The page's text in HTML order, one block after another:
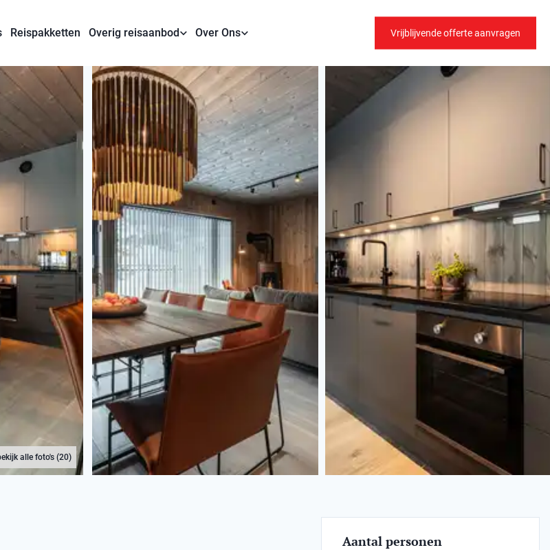
Reispakketten Overig reisaanbod Over Ons Vrijblijvende offerte aanvragen
alle foto's (20)
Aantal personen